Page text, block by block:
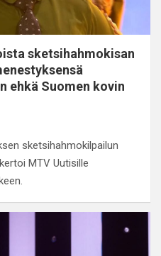
sketsihahmokisan
ehkä Suomen kovin
sketsihahmokilpailun
MTV Uutisille